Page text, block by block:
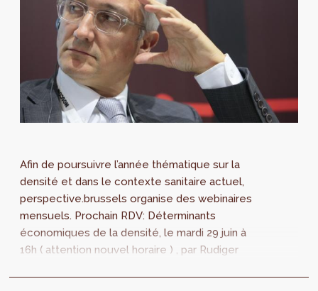
Afin de poursuivre l’année thématique sur la
densité et dans le contexte sanitaire actuel,
perspective.brussels organise des webinaires
mensuels. Prochain RDV: Déterminants
économiques de la densité, le mardi 29 juin à
16h ( attention nouvel horaire ) , par Rudiger